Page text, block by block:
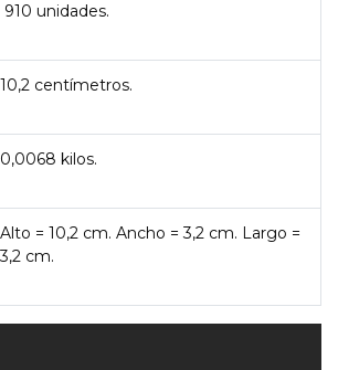
910 unidades.
10,2 centímetros.
0,0068 kilos.
Alto = 10,2 cm. Ancho = 3,2 cm. Largo =
3,2 cm.